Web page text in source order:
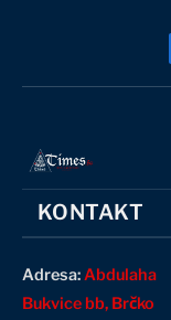
KONTAKT
Adresa:Abdulaha
Bukvice bb, Brčko